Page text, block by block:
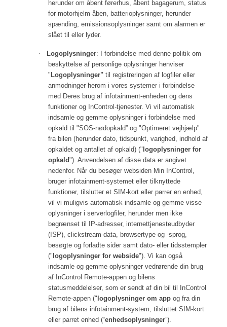
herunder om åbent førerhus, åbent bagagerum, status
for motorhjelm åben, batterioplysninger, herunder
spænding, emissionsoplysninger samt om alarmen er
slået til eller lyder.
· Logoplysninger: I forbindelse med denne politik om
beskyttelse af personlige oplysninger henviser
"Logoplysninger"til registreringen af logfiler eller
anmodninger herom i vores systemer i forbindelse
med Deres brug af infotainment-enheden og dens
funktioner og InControl-tjenester. Vi vil automatisk
indsamle og gemme oplysninger i forbindelse med
opkald til "SOS-nødopkald” og "Optimeret vejhjælp"
fra bilen (herunder dato, tidspunkt, varighed, indhold af
opkaldet og antallet af opkald) ("logoplysninger for
opkald"). Anvendelsen af disse data er angivet
nedenfor. Når du besøger websiden Min InControl,
bruger infotainment-systemet eller tilknyttede
funktioner, tilslutter et SIM-kort eller parrer en enhed,
vil vi muligvis automatisk indsamle og gemme visse
oplysninger i serverlogfiler, herunder men ikke
begrænset til IP-adresser, internettjenesteudbyder
(ISP), clickstream-data, browsertype og -sprog,
besøgte og forladte sider samt dato- eller tidsstempler
("logoplysninger for webside"). Vi kan også
indsamle og gemme oplysninger vedrørende din brug
af InControl Remote-appen og bilens
statusmeddelelser, som er sendt af din bil til InControl
Remote-appen ("logoplysninger om appog fra din
brug af bilens infotainment-system, tilsluttet SIM-kort
eller parret enhed (“enhedsoplysninger”).